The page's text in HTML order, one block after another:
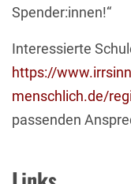
Spender:innen!“
Interessierte
https://
menschlich.de/
passenden